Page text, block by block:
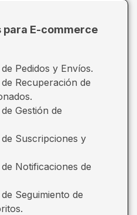
para E-commerce
Pedidos y Envíos.
Recuperación de
Gestión de
Suscripciones y
Notificaciones de
Seguimiento de